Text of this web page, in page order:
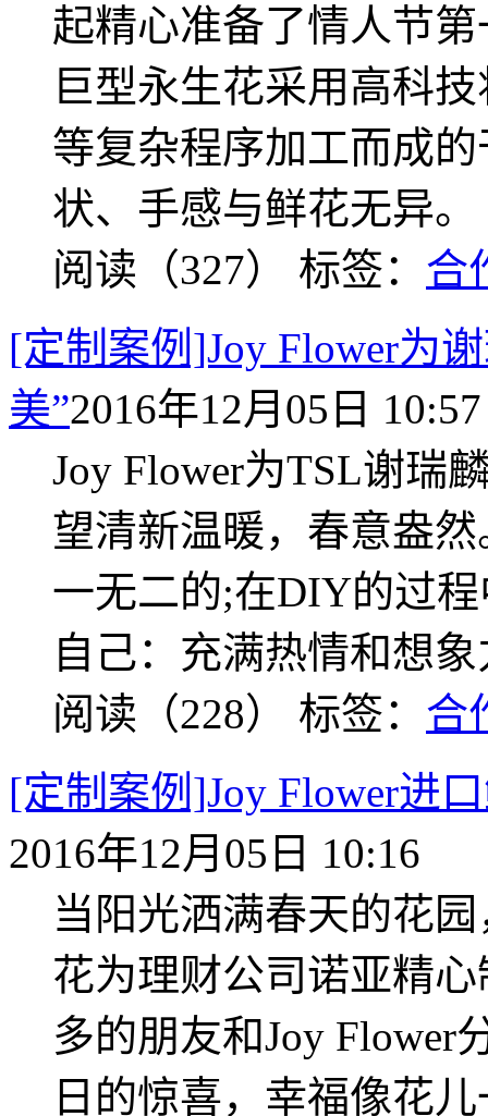
起精心准备了情人节
巨型永生花采用高科
等复杂程序加工而成
状、手感与鲜花无异。
阅读（327） 标签： 合
[定制案例]Joy Flower为
美”2016年12月05日 10:57
Joy Flower为TSL谢瑞
望清新温暖，春意盎
一无二的;在DIY的过
自己：充满热情和想
阅读（228） 标签： 合
[定制案例]Joy Flower进
2016年12月05日 10:16
当阳光洒满春天的花
花为理财公司诺亚精
多的朋友和Joy Flower
日的惊喜，幸福像花